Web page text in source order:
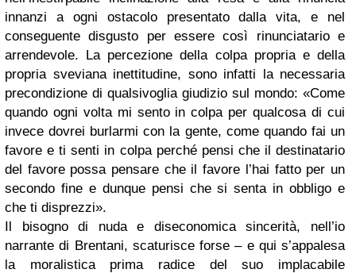
innanzi a ogni ostacolo presentato dalla vita, e nel
conseguente disgusto per essere così rinunciatario e
arrendevole. La percezione della colpa propria e della
propria sveviana inettitudine, sono infatti la necessaria
precondizione di qualsivoglia giudizio sul mondo: «Come
quando ogni volta mi sento in colpa per qualcosa di cui
invece dovrei burlarmi con la gente, come quando fai un
favore e ti senti in colpa perché pensi che il destinatario
del favore possa pensare che il favore l’hai fatto per un
secondo fine e dunque pensi che si senta in obbligo e
che ti disprezzi».
Il bisogno di nuda e diseconomica sincerità, nell’io
narrante di Brentani, scaturisce forse – e qui s’appalesa
la moralistica prima radice del suo implacabile